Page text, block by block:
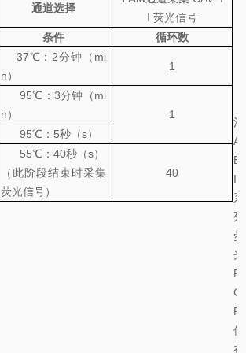
通道选择
I 荧光信号
条件
循环数
37℃ ： 2分钟（ mi
n）
1
95℃ ： 3分钟（mi
n） 1
95℃ ： 5秒（s）
55℃ ： 40秒（s）
（此阶段结束时采集
荧光信号）
40
A
B
I
系
列
荧
光
P
C
R
仪
在